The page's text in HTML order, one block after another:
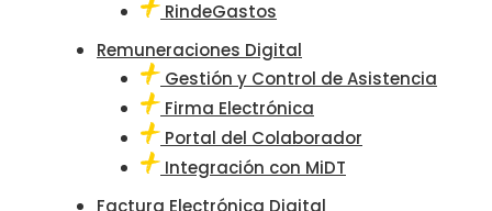
RindeGastos
Remuneraciones Digital
Gestión y Control de Asistencia
Firma Electrónica
Portal del Colaborador
Integración con MiDT
Factura Electrónica Digital